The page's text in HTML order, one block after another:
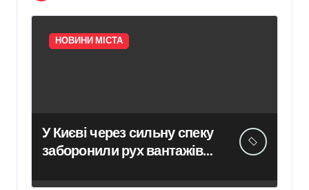
НОВИНИ МІСТА
У Києві через сильну спеку
заборонили рух вантажівок